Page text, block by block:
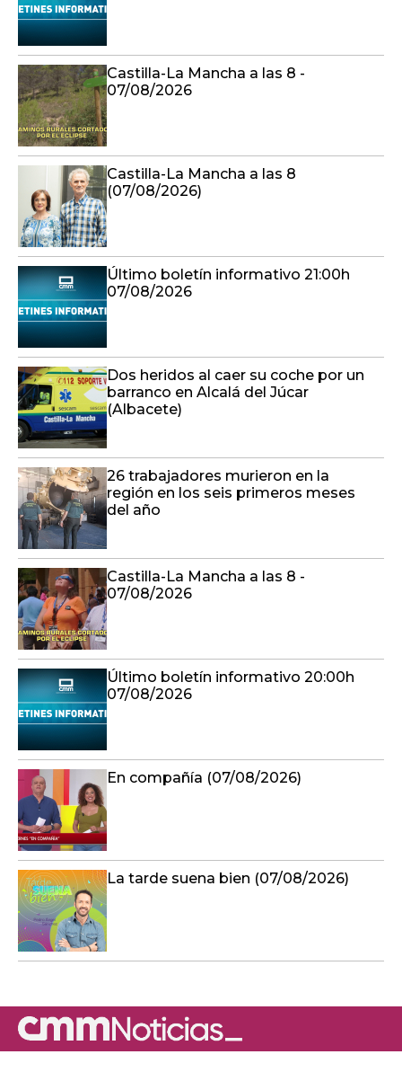
Castilla-La Mancha a las 8 -
07/08/2026
Castilla-La Mancha a las 8
(07/08/2026)
Último boletín informativo 21:00h
07/08/2026
Dos heridos al caer su coche por un
barranco en Alcalá del Júcar
(Albacete)
26 trabajadores murieron en la
región en los seis primeros meses
del año
Castilla-La Mancha a las 8 -
07/08/2026
Último boletín informativo 20:00h
07/08/2026
En compañía (07/08/2026)
La tarde suena bien (07/08/2026)